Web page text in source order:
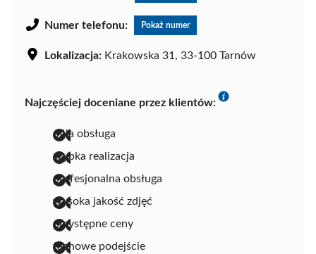
Numer telefonu: Pokaż numer
Lokalizacja: Krakowska 31, 33-100 Tarnów
Najczęściej doceniane przez klientów:
miła obsługa
szybka realizacja
profesjonalna obsługa
wysoka jakość zdjęć
przystępne ceny
fachowe podejście